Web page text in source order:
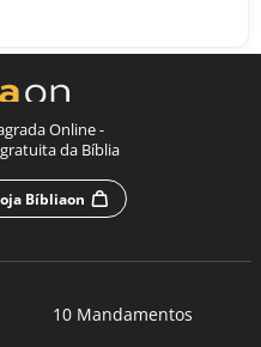
Online -
da Bíblia
Bíbliaon
10 Mandamentos